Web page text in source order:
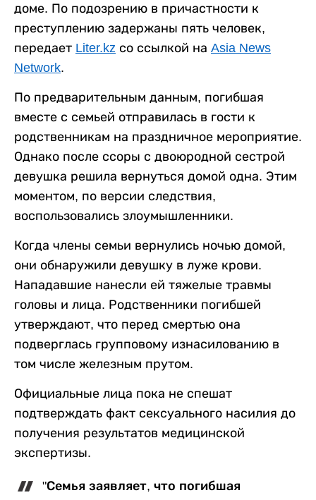
доме. По подозрению в причастности к
преступлению задержаны пять человек,
передает Liter.kz со ссылкой на Asia News
Network.
По предварительным данным, погибшая
вместе с семьей отправилась в гости к
родственникам на праздничное мероприятие.
Однако после ссоры с двоюродной сестрой
девушка решила вернуться домой одна. Этим
моментом, по версии следствия,
воспользовались злоумышленники.
Когда члены семьи вернулись ночью домой,
они обнаружили девушку в луже крови.
Нападавшие нанесли ей тяжелые травмы
головы и лица. Родственники погибшей
утверждают, что перед смертью она
подверглась групповому изнасилованию в
том числе железным прутом.
Официальные лица пока не спешат
подтверждать факт сексуального насилия до
получения результатов медицинской
экспертизы.
"Семья заявляет, что погибшая